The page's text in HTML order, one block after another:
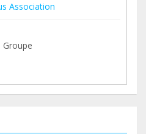
Association
Groupe